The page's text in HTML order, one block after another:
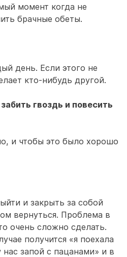
момент когда не
брачные обеты.
день. Если этого не
кто-нибудь другой.
гвоздь и повесить
и чтобы это было хорошо
и закрыть за собой
вернуться. Проблема в
очень сложно сделать.
получится «я поехала
запой с пацанами» и в